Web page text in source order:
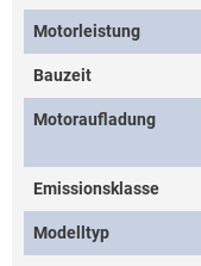
Motorleistung
Bauzeit
Motoraufladung
Emissionsklasse
Modelltyp